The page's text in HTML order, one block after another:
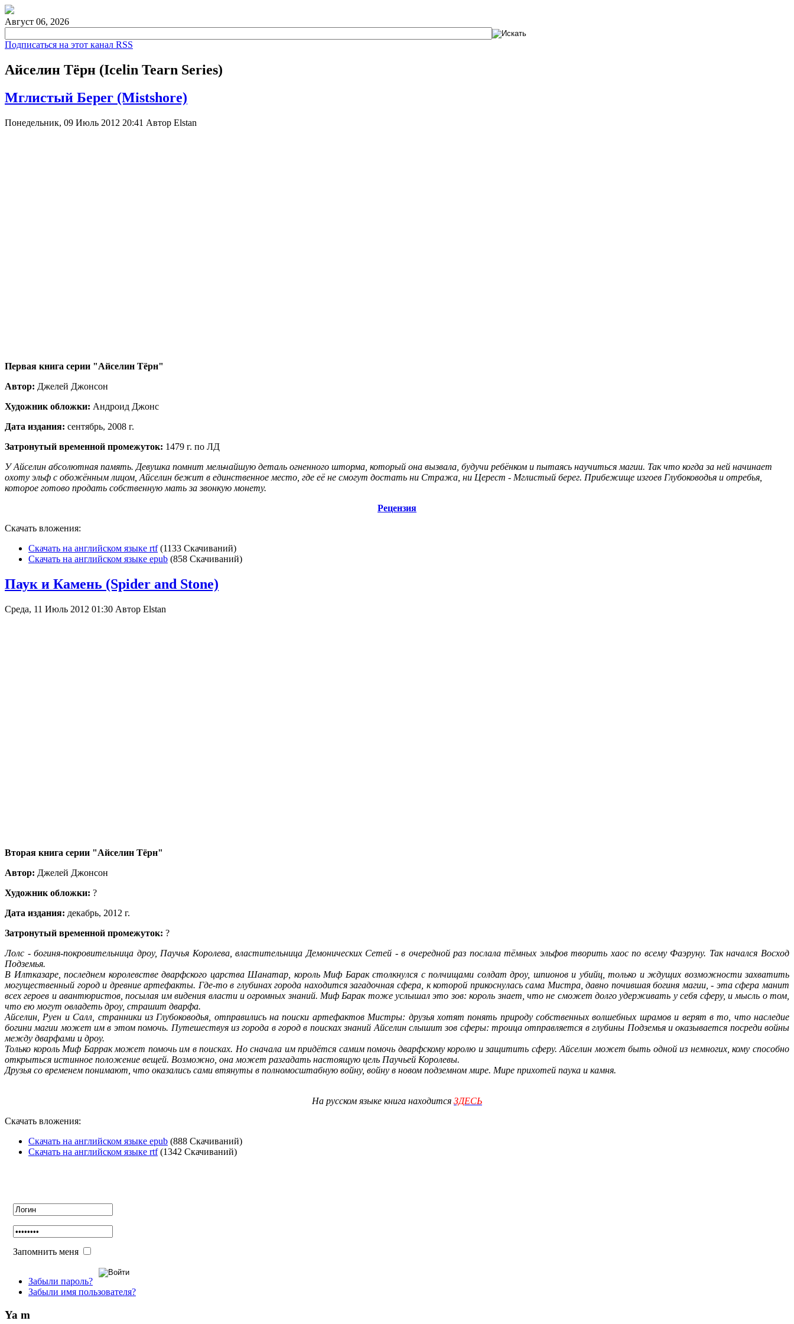
Август 06, 2026
Подписаться на этот канал RSS
Айселин Тёрн (Icelin Tearn Series)
Мглистый Берег (Mistshore)
Понедельник, 09 Июль 2012 20:41 Автор Elstan
Первая книга серии "Айселин Тёрн"
Автор: Джелей Джонсон
Художник обложки: Андроид Джонс
Дата издания: сентябрь, 2008 г.
Затронутый временной промежуток: 1479 г. по ЛД
У Айселин абсолютная память. Девушка помнит мельчайшую деталь огненного шторма, который она вызвала, будучи ребёнком и пытаясь научиться магии. Так что когда за ней начинает
охоту эльф с обожённым лицом, Айселин бежит в единственное место, где её не смогут достать ни Стража, ни Церест - Мглистый берег. Прибежище изгоев Глубоководья и отребья,
которое готово продать собственную мать за звонкую монету.
Рецензия
Скачать вложения:
Скачать на английском языке rtf (1133 Скачиваний)
Скачать на английском языке epub (858 Скачиваний)
Паук и Камень (Spider and Stone)
Среда, 11 Июль 2012 01:30 Автор Elstan
Вторая книга серии "Айселин Тёрн"
Автор: Джелей Джонсон
Художник обложки: ?
Дата издания: декабрь, 2012 г.
Затронутый временной промежуток: ?
Лолс - богиня-покровительница дроу, Паучья Королева, властительница Демонических Сетей - в очередной раз послала тёмных эльфов творить хаос по всему Фаэруну. Так начался Восход
Подземья.
В Илтказаре, последнем королевстве дварфского царства Шанатар, король Миф Барак столкнулся с полчищами солдат дроу, шпионов и убийц, только и ждущих возможности захватить
могущественный город и древние артефакты. Где-то в глубинах города находится загадочная сфера, к которой прикоснулась сама Мистра, давно почившая богиня магии, - эта сфера манит
всех героев и авантюристов, посылая им видения власти и огромных знаний. Миф Барак тоже услышал это зов: король знает, что не сможет долго удерживать у себя сферу, и мысль о том,
что ею могут овладеть дроу, страшит дварфа.
Айселин, Руен и Салл, странники из Глубоководья, отправились на поиски артефактов Мистры: друзья хотят понять природу собственных волшебных шрамов и верят в то, что наследие
богини магии может им в этом помочь. Путешествуя из города в город в поисках знаний Айселин слышит зов сферы: троица отправляется в глубины Подземья и оказывается посреди войны
между дварфами и дроу.
Только король Миф Баррак может помочь им в поисках. Но сначала им придётся самим помочь дварфскому королю и защитить сферу. Айселин может быть одной из немногих, кому способно
открыться истинное положение вещей. Возможно, она может разгадать настоящую цель Паучьей Королевы.
Друзья со временем понимают, что оказались сами втянуты в полномосштабную войну, войну в новом подземном мире. Мире прихотей паука и камня.
На русском языке книга находится ЗДЕСЬ
Скачать вложения:
Скачать на английском языке epub (888 Скачиваний)
Скачать на английском языке rtf (1342 Скачиваний)
Запомнить меня
Забыли пароль?
Забыли имя пользователя?
Ya m